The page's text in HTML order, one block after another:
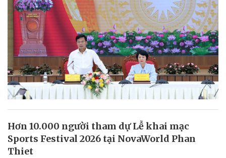
Hơn 10.000 người tham dự Lễ khai mạc
Sports Festival 2026 tại NovaWorld Phan
Thiet